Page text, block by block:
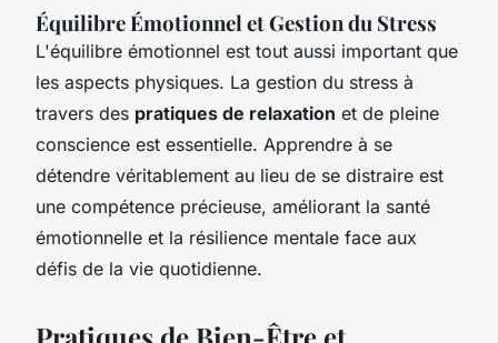
Équilibre Émotionnel et Gestion du Stress
L'équilibre émotionnel est tout aussi important que
les aspects physiques. La gestion du stress à
travers des pratiques de relaxation et de pleine
conscience est essentielle. Apprendre à se
détendre véritablement au lieu de se distraire est
une compétence précieuse, améliorant la santé
émotionnelle et la résilience mentale face aux
défis de la vie quotidienne.